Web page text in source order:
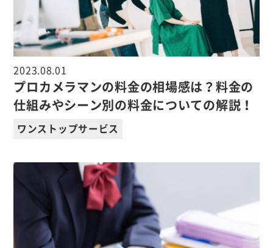
2023.08.01
プロカメラマンの料金の相場感は？料金の
仕組みやシーン別の料金についての解説！
ワンストップサービス